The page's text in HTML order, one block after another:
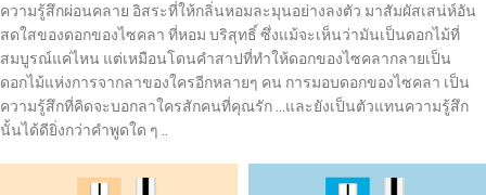
ความรู้สึกผ่อนคลาย อิสระที่ให้กลิ่นหอมละมุนอย่างลงตัว มาสัมผัสเสน่ห์อัน
สดใสของดอกของไซคลา ที่หอม บริสุทธิ์ ซึ่งแม้จะเห็นว่ามันเป็นดอกไม้ที่
สมบูรณ์แค่ไหน แต่เหมือนโดนคำสาปที่ทำให้ดอกของไซคลากลายเป็น
ดอกไม้แห่งการจากลาของใครอีกหลายๆ คน การมอบดอกของไซคลา เป็น
ความรู้สึกที่คิดจะบอกลาใครสักคนที่คุณรัก …และยังเป็นตัวแทนความรู้สึก
นั้นได้ดียิ่งกว่าคำพูดใด ๆ ..